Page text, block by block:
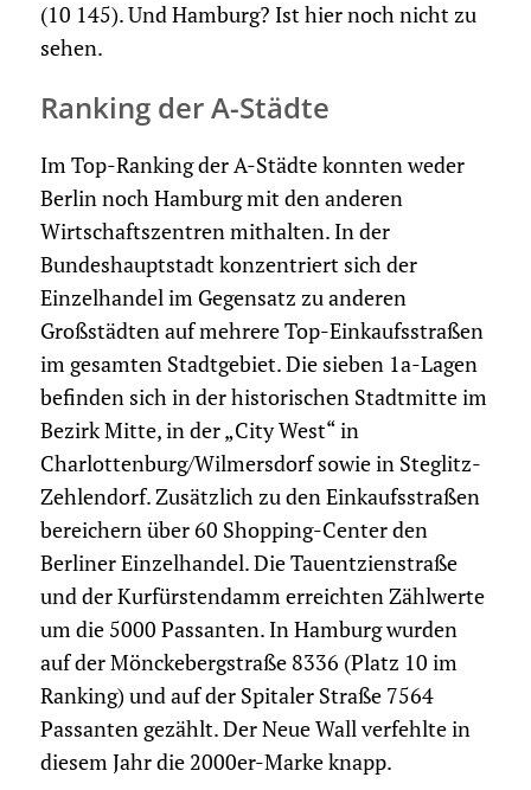
(10 145). Und Hamburg? Ist hier noch nicht zu
sehen.
Ranking der A-Städte
Im Top-Ranking der A-Städte konnten weder
Berlin noch Hamburg mit den anderen
Wirtschaftszentren mithalten. In der
Bundeshauptstadt konzentriert sich der
Einzelhandel im Gegensatz zu anderen
Großstädten auf mehrere Top-Einkaufsstraßen
im gesamten Stadtgebiet. Die sieben 1a-Lagen
befinden sich in der historischen Stadtmitte im
Bezirk Mitte, in der „City West“ in
Charlottenburg/Wilmersdorf sowie in Steglitz-
Zehlendorf. Zusätzlich zu den Einkaufsstraßen
bereichern über 60 Shopping-Center den
Berliner Einzelhandel. Die Tauentzienstraße
und der Kurfürstendamm erreichten Zählwerte
um die 5000 Passanten. In Hamburg wurden
auf der Mönckebergstraße 8336 (Platz 10 im
Ranking) und auf der Spitaler Straße 7564
Passanten gezählt. Der Neue Wall verfehlte in
diesem Jahr die 2000er-Marke knapp.